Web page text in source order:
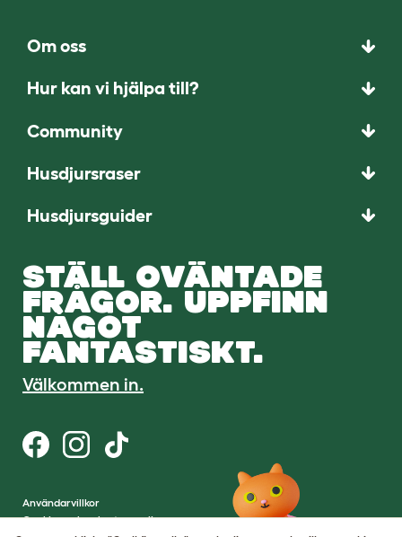
Om oss
Hur kan vi hjälpa till?
Community
Husdjursraser
Husdjursguider
STÄLL OVÄNTADE
FRÅGOR. UPPFINN
NÅGOT
FANTASTISKT.
Välkommen in.
Användarvillkor
Cookies och sekretesspolicy